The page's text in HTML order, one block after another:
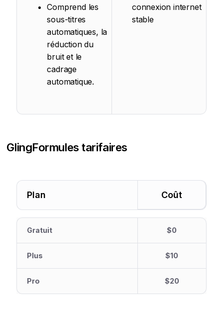
Comprend les
sous-titres
automatiques, la
réduction du
bruit et le
cadrage
automatique.
connexion internet
stable
GlingFormules tarifaires
Plan Coût
Gratuit $0
Plus $10
Pro $20